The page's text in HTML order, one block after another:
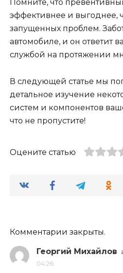
Помните, что
эффективнее и выгоднее,
запущенных проблем.
автомобиле, и он ответит
службой на протяжении
В следующей статье мы
детальное изучение
систем и компонентов
что не пропустите!
Оцените статью
Комментарии закрыты.
Георгий Михайлов
04:26